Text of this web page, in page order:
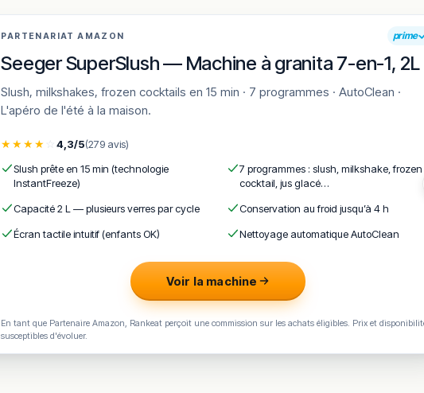
PARTENARIAT AMAZON prime
Seeger SuperSlush — Machine à granita 7-en-1, 2L
Slush, milkshakes, frozen cocktails en 15 min · 7 programmes · AutoClean ·
L'apéro de l'été à la maison.
★★★★ ☆4,3/5(279 avis)
Slush prête en 15 min (technologie
InstantFreeze)
7 programmes : slush, milkshake, frozen
cocktail, jus glacé…
Capacité 2 L — plusieurs verres par cycle
Conservation au froid jusqu’à 4 h
Écran tactile intuitif (enfants OK)
Nettoyage automatique AutoClean
Voir la machine
En tant que Partenaire Amazon, Rankeat perçoit une commission sur les achats éligibles. Prix et
susceptibles d'évoluer.